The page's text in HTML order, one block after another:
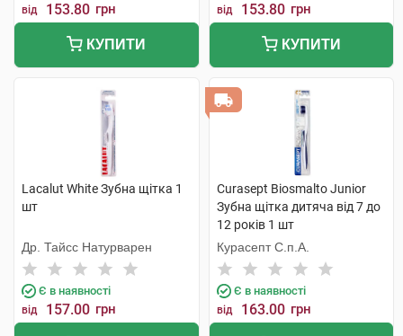
від 153.80 грн
КУПИТИ
від 153.80 грн
КУПИТИ
Lacalut White Зубна щітка 1
шт
Др. Тайсс Натурварен
Є в наявності
від 157.00 грн
Curasept Biosmalto Junior
Зубна щітка дитяча від 7 до
12 років 1 шт
Курасепт С.п.А.
Є в наявності
від 163.00 грн